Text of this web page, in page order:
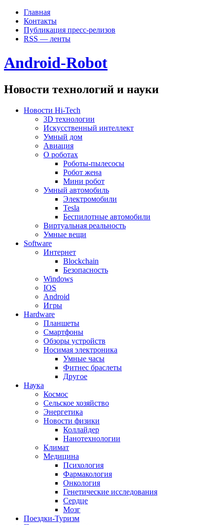
Главная
Контакты
Публикация пресс-релизов
RSS — ленты
Android-Robot
Новости технологий и науки
Новости Hi-Tech
3D технологии
Искусственный интеллект
Умный дом
Авиация
О роботах
Роботы-пылесосы
Робот жена
Мини робот
Умный автомобиль
Электромобили
Tesla
Беспилотные автомобили
Виртуальная реальность
Умные вещи
Software
Интернет
Blockchain
Безопасность
Windows
IOS
Android
Игры
Hardware
Планшеты
Смартфоны
Обзоры устройств
Носимая электроника
Умные часы
Фитнес браслеты
Другое
Наука
Космос
Сельское хозяйство
Энергетика
Новости физики
Коллайдер
Нанотехнологии
Климат
Медицина
Психология
Фармакология
Онкология
Генетические исследования
Сердце
Мозг
Поездки-Туризм